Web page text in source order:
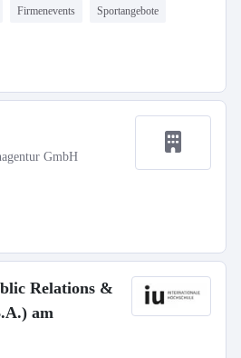
Firmenevents Sportangebote
GmbH
Relations &
am